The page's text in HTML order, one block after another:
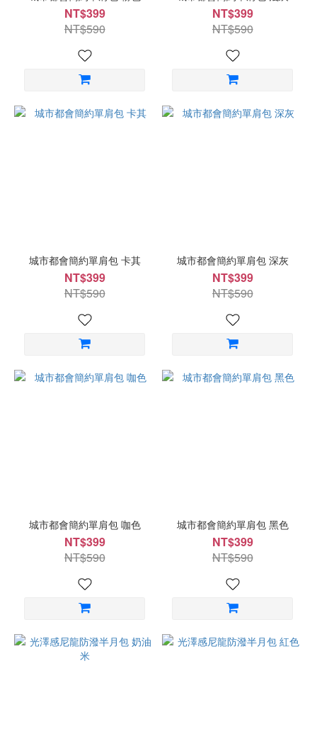
NT$399
NT$590
NT$399
NT$590
城市都會簡約單肩包 卡其
NT$399
NT$590
城市都會簡約單肩包 深灰
NT$399
NT$590
城市都會簡約單肩包 咖色
NT$399
NT$590
城市都會簡約單肩包 黑色
NT$399
NT$590